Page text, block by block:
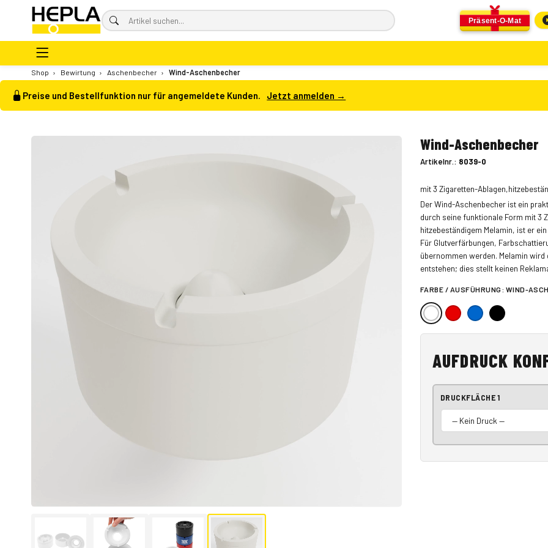
Präsent-O-Mat
Shop › Bewirtung › Aschenbecher › Wind-Aschenbecher
Preise und Bestellfunktion nur für angemeldete Kunden. Jetzt anmelden →
Wind-Aschenbecher
Artikelnr.: 8039-0
mit 3 Zigaretten-
Der Wind-Aschenbecher ist ein
durch seine funktionale Form mit 3
hitzebeständigem Melamin, ist er
Für Glutverfärbungen,
übernommen werden. Melamin
entstehen; dies stellt keinen
FARBE / AUSFÜHRUNG: WIND-
AUFDRUCK
DRUCKFLÄCHE 1